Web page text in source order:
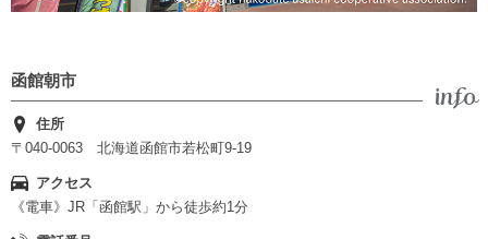
函館朝市
住所
〒040-0063 北海道函館市若松町9-19
アクセス
《電車》JR「函館駅」から徒歩約1分